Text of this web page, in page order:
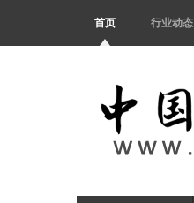
首页 行业动态